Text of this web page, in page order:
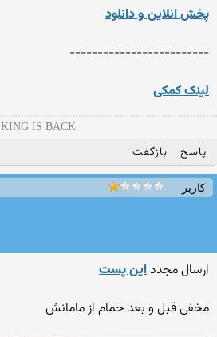
پخش انلاین و دانلود
-------------------------
لینک کمکی
KING IS BACK
پاسخ بازگفت
کاربر
ارسال مجدداین پست
مخفی قبل و بعد حمام از مامانش